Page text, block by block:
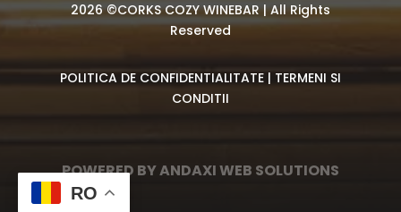
2026 ©CORKS COZY WINEBAR | All Rights
Reserved
POLITICA DE CONFIDENTIALITATE| TERMENI SI
CONDITII
POWERED BY ANDAXI WEB SOLUTIONS
RO